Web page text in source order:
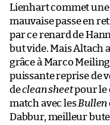
Lienhart commet
mauvaise passe en
par ce renard de
but vide. Mais Altach
grâce à Marco
puissante reprise de
declean sheetpour le
match avec lesBullen
Dabbur, meilleur